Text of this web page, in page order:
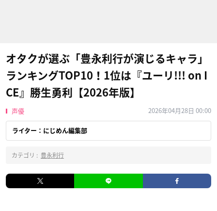
オタクが選ぶ「豊永利行が演じるキャラ」
ランキングTOP10！1位は『ユーリ!!! on I
CE』勝生勇利【2026年版】
声優 2026年04月28日 00:00
ライター：にじめん編集部
カテゴリ : 豊永利行